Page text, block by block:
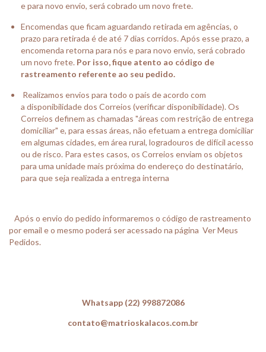
e para novo envio, será cobrado um novo frete.
Encomendas que ficam aguardando retirada em agências, o
prazo para retirada é de até 7 dias corridos. Após esse prazo, a
encomenda retorna para nós e para novo envio, será cobrado
um novo frete. Por isso, fique atento ao código de
rastreamento referente ao seu pedido.
Realizamos envios para todo o país de acordo com
a disponibilidade dos Correios (verificar disponibilidade). Os
Correios definem as chamadas "áreas com restrição de entrega
domiciliar" e, para essas áreas, não efetuam a entrega domiciliar
em algumas cidades, em área rural, logradouros de difícil acesso
ou de risco. Para estes casos, os Correios enviam os objetos
para uma unidade mais próxima do endereço do destinatário,
para que seja realizada a entrega interna
Após o envio do pedido informaremos o código de rastreamento
por email e o mesmo poderá ser acessado na página Ver Meus
Pedidos.
Whatsapp (22) 998872086
contato@matrioskalacos.com.br